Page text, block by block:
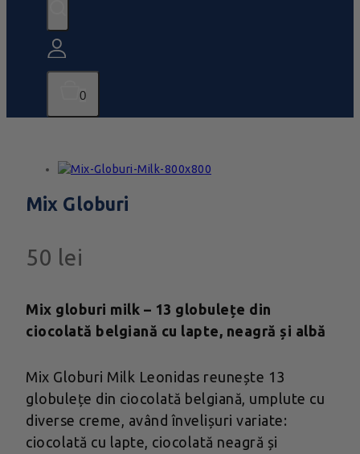
0
Mix Globuri
50 lei
Mix globuri milk – 13 globulețe din
ciocolată belgiană cu lapte, neagră și albă
Mix Globuri Milk Leonidas reunește 13
globulețe din ciocolată belgiană, umplute cu
diverse creme, având învelișuri variate:
ciocolată cu lapte, ciocolată neagră și